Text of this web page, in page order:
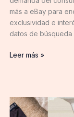
más a eBay para
exclusividad e
datos de búsqueda
Leer más »
Harper
&